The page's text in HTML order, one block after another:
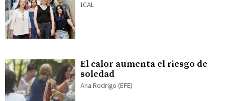
ICAL
El calor aumenta el riesgo de
soledad
Ana Rodrigo (EFE)